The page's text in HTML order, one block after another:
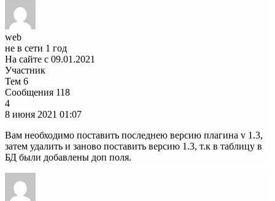
web
не в сети 1 год
На сайте с 09.01.2021
Участник
Тем 6
Сообщения 118
4
8 июня 2021 01:07
Вам необходимо поставить последнею версию плагина v 1.3,
затем удалить и заново поставить версию 1.3, т.к в таблицу в
БД были добавлены доп поля.